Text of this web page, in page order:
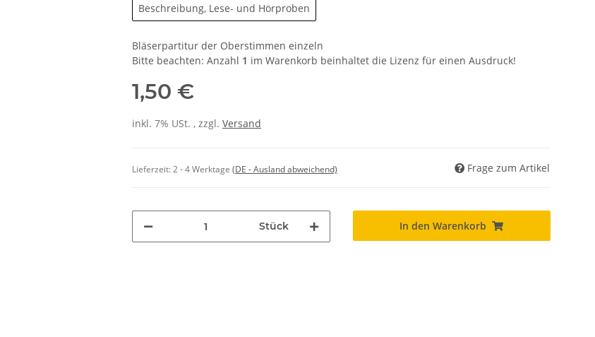
Beschreibung, Lese- und Hörproben
Bläserpartitur der Oberstimmen einzeln
Bitte beachten: Anzahl 1 im Warenkorb beinhaltet die Lizenz für einen Ausdruck!
1,50 €
inkl. 7% USt. , zzgl. Versand
Lieferzeit:2 - 4 Werktage (DE - Ausland abweichend) Frage zum Artikel
Stück In den Warenkorb